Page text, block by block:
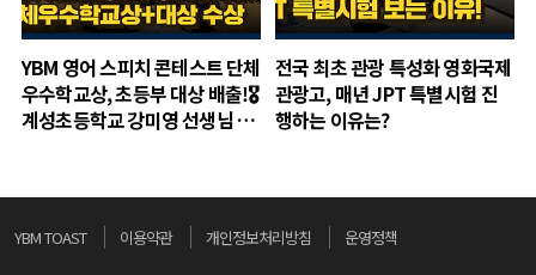
YBM 영어 스피치 콘테스트 단체
우수학교상, 초등부 대상 배출!🎖️
계성초등학교 강미영 선생님 인
전국 최초 관광 특성화 영화국제
관광고, 매년 JPT 특별시험 진
행하는 이유는?
YBM TOAST 이용약관 개인정보처리방침 운영정책